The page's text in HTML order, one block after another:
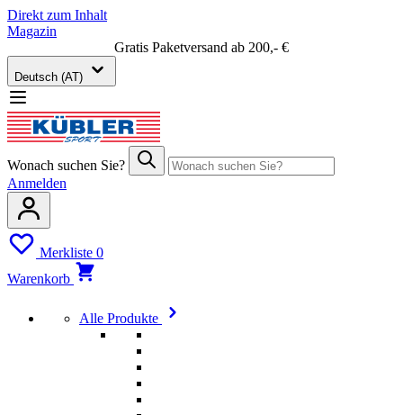
Direkt zum Inhalt
Magazin
Gratis Paketversand ab 200,- €
Deutsch (AT)
Wonach suchen Sie?
Anmelden
Merkliste 0
Warenkorb
Alle Produkte